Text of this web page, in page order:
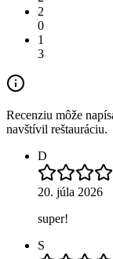
2
0
1
3
Recenziu môže
navštívil reštauráciu.
D
20. júla 2026
super!
S